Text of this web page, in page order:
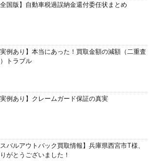
全国版】自動車税過誤納金還付委任状まとめ
実例あり】本当にあった！買取金額の減額（二重査
トラブル
実例あり】クレームガード保証の真実
スバルアウトバック買取情報】兵庫県西宮市T様、
がとうございました！